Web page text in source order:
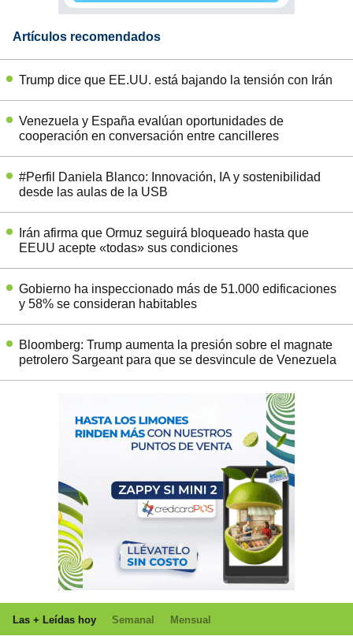
Artículos recomendados
Trump dice que EE.UU. está bajando la tensión con Irán
Venezuela y España evalúan oportunidades de
cooperación en conversación entre cancilleres
#Perfil Daniela Blanco: Innovación, IA y sostenibilidad
desde las aulas de la USB
Irán afirma que Ormuz seguirá bloqueado hasta que
EEUU acepte «todas» sus condiciones
Gobierno ha inspeccionado más de 51.000 edificaciones
y 58% se consideran habitables
Bloomberg: Trump aumenta la presión sobre el magnate
petrolero Sargeant para que se desvincule de Venezuela
Las + Leídas hoy Semanal Mensual